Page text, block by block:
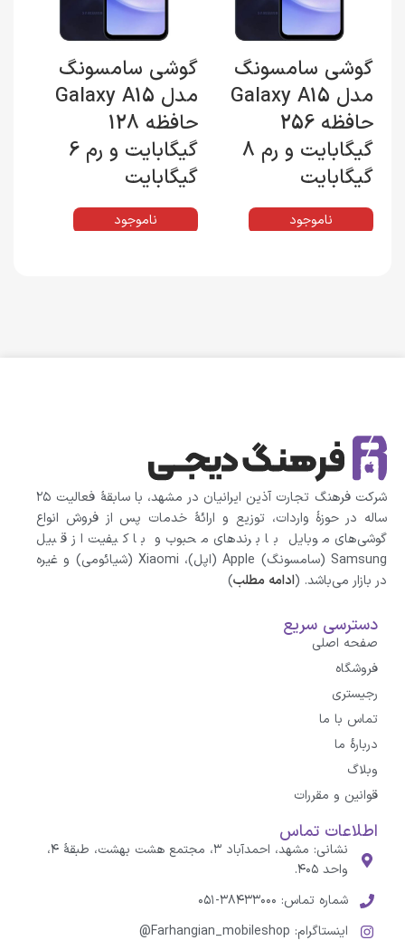
گوشی سامسونگ
مدل Galaxy A15
حافظه 256
گیگابایت و رم 8
گیگابایت
ناموجود
گوشی سامسونگ
مدل Galaxy A15
حافظه 128
گیگابایت و رم 6
گیگابایت
ناموجود
شرکت فرهنگ تجارت آذین ایرانیان در مشهد، با سابقهٔ فعالیت ۲۵
ساله در حوزهٔ واردات، توزیع و ارائهٔ خدمات پس از فروش انواع
گوشی‌های موبایل با برندهای محبوب و با کیفیت از قبیل
Samsung (سامسونگ) Apple (اپل)، Xiaomi (شیائومی)‌ و غیره
در بازار می‌باشد. (ادامه مطلب)
دسترسی سریع
صفحه اصلی
فروشگاه
رجیستری
تماس با ما
درباره‌ٔ ما
وبلاگ
قوانین و مقررات
اطلاعات تماس
نشانی: مشهد، احمدآباد ۳، مجتمع هشت بهشت، طبقهٔ ۴،
واحد ۴۰۵.
شماره تماس: ۳۸۴۳۳۰۰۰-۰۵۱
اینستاگرام: Farhangian_mobileshop@